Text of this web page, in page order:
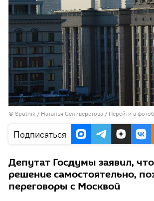
© Sputnik / Наталья Селиверстова / Перейти в
Подписаться
Депутат Госдумы заявил,
решение самостоятельно,
переговоры с Москвой